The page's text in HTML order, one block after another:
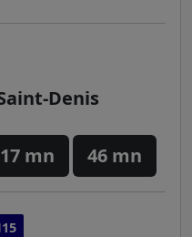
Denis
17 mn 46 mn